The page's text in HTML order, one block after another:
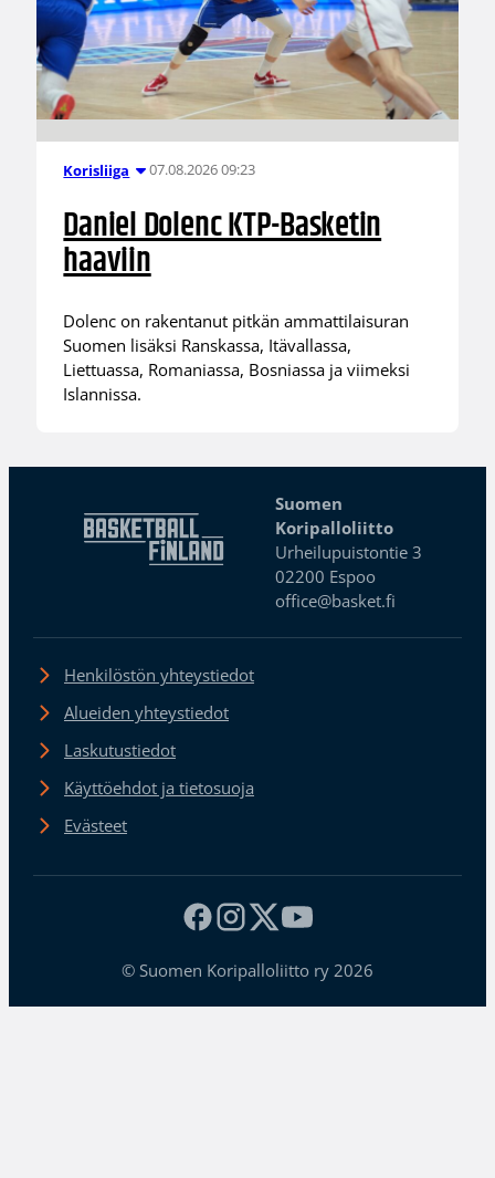
Korisliiga 07.08.2026 09:23
Daniel Dolenc KTP-Basketin
haaviin
Dolenc on rakentanut pitkän ammattilaisuran
Suomen lisäksi Ranskassa, Itävallassa,
Liettuassa, Romaniassa, Bosniassa ja viimeksi
Islannissa.
Suomen
Koripalloliitto
Urheilupuistontie 3
02200 Espoo
office@basket.fi
Henkilöstön yhteystiedot
Alueiden yhteystiedot
Laskutustiedot
Käyttöehdot ja tietosuoja
Evästeet
© Suomen Koripalloliitto ry 2026